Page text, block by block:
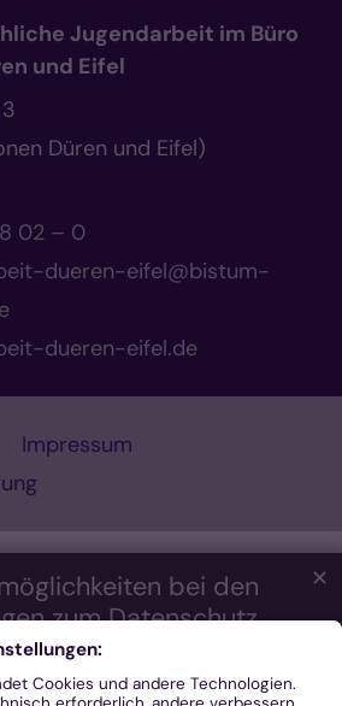
bei den
zum Datenschutz
optimales Webseiten-Erlebnis bieten.
die für das Funktionieren unserer
✕
Jugendarbeit im Büro
und Eifel
Düren und Eifel)
02 – 0
dueren-eifel@bistum-
dueren-eifel.de
Impressum